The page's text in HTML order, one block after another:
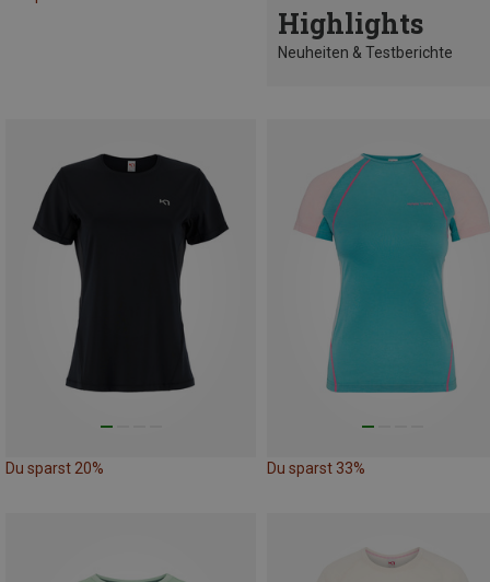
Highlights
Neuheiten & Testberichte
Du sparst 20% Du sparst 33%